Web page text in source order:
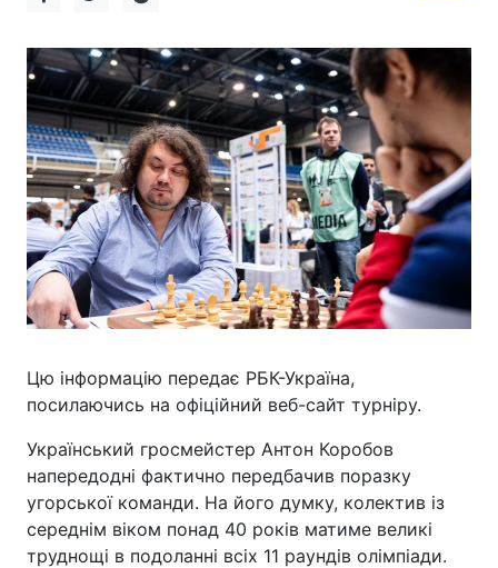
Цю інформацію передає РБК-Україна,
посилаючись на офіційний веб-сайт турніру.
Український гросмейстер Антон Коробов
напередодні фактично передбачив поразку
угорської команди. На його думку, колектив із
середнім віком понад 40 років матиме великі
труднощі в подоланні всіх 11 раундів олімпіади.